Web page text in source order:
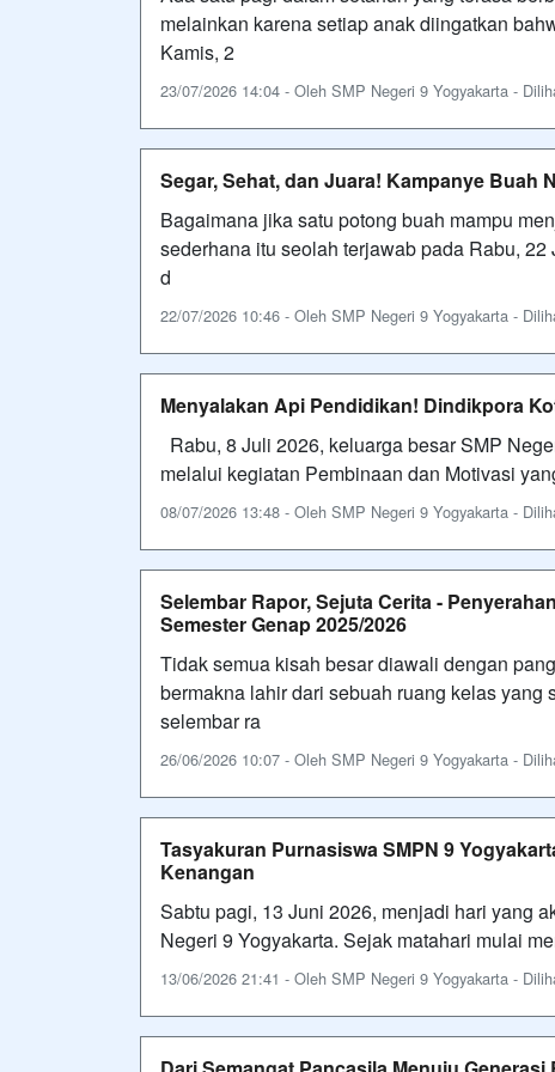
melainkan karena setiap anak diingatkan
Kamis, 2
23/07/2026 14:04 - Oleh SMP Negeri 9 Yogyakarta -
Segar, Sehat, dan Juara! Kampanye Buah
Bagaimana jika satu potong buah mampu
sederhana itu seolah terjawab pada Rabu,
d
22/07/2026 10:46 - Oleh SMP Negeri 9 Yogyakarta -
Menyalakan Api Pendidikan! Dindikpora
Rabu, 8 Juli 2026, keluarga besar SMP
melalui kegiatan Pembinaan dan Motivasi
08/07/2026 13:48 - Oleh SMP Negeri 9 Yogyakarta -
Selembar Rapor, Sejuta Cerita -
Semester Genap 2025/2026
Tidak semua kisah besar diawali dengan
bermakna lahir dari sebuah ruang kelas
selembar ra
26/06/2026 10:07 - Oleh SMP Negeri 9 Yogyakarta -
Tasyakuran Purnasiswa SMPN 9
Kenangan
Sabtu pagi, 13 Juni 2026, menjadi hari yang
Negeri 9 Yogyakarta. Sejak matahari mulai
13/06/2026 21:41 - Oleh SMP Negeri 9 Yogyakarta -